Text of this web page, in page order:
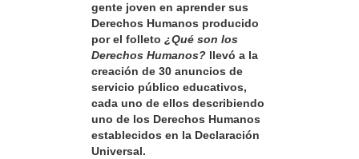
gente joven en aprender sus
Derechos Humanos producido
por el folleto ¿Qué son los
Derechos Humanos? llevó a la
creación de 30 anuncios de
servicio público educativos,
cada uno de ellos describiendo
uno de los Derechos Humanos
establecidos en la Declaración
Universal.